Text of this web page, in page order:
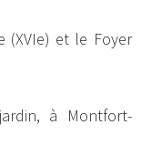
(XVIe) et le Foyer
à Montfort-